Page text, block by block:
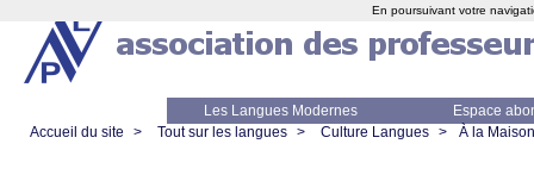
Les Langues Modernes
Espace
Accueil du site
> Tout sur les langues > Culture Langues > À la
En poursuivant votre